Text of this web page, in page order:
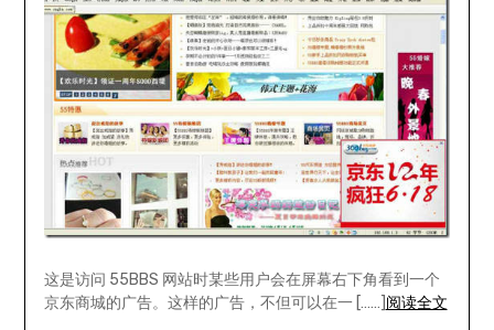
这是访问 55BBS 网站时某些用户会在屏幕右下角看到一个
京东商城的广告。这样的广告，不但可以在一 [……] 阅读全文